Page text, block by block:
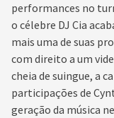
performances no
o célebre DJ Cia
mais uma de suas
com direito a um
cheia de suingue, a
participações de
geração da música